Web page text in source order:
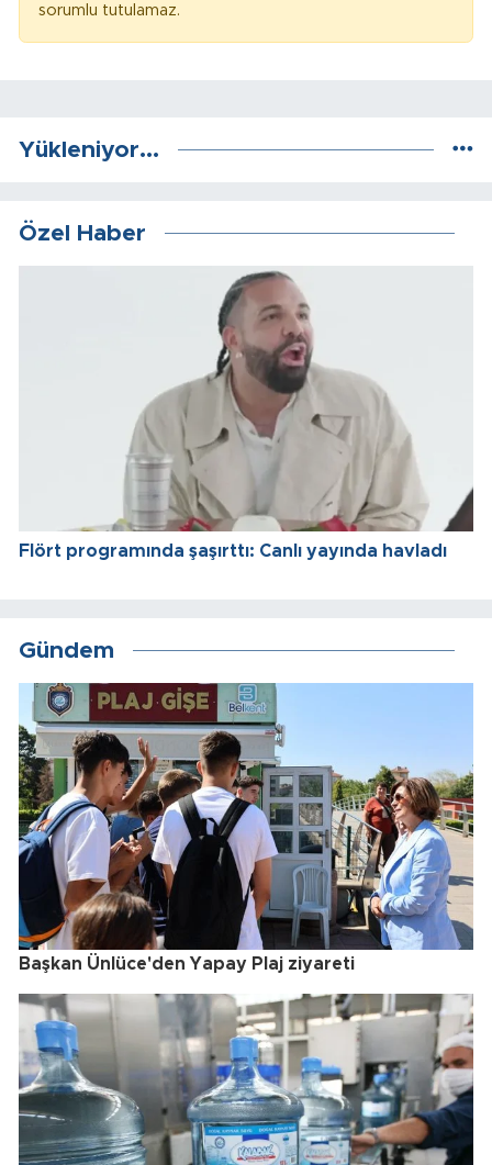
sorumlu tutulamaz.
Yükleniyor...
Özel Haber
Flört programında şaşırttı: Canlı yayında havladı
Gündem
Başkan Ünlüce'den Yapay Plaj ziyareti